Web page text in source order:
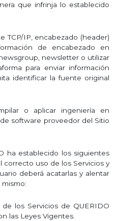
que infrinja lo establecido
TCP/IP, encabezado (header)
de encabezado en
newsletter o utilizar
para enviar información
identificar la fuente original
o aplicar ingeniería en
software proveedor del Sitio
ha establecido los siguientes
correcto uso de los Servicios y
deberá acatarlas y alentar
los Servicios de QUERIDO
las Leyes Vigentes.